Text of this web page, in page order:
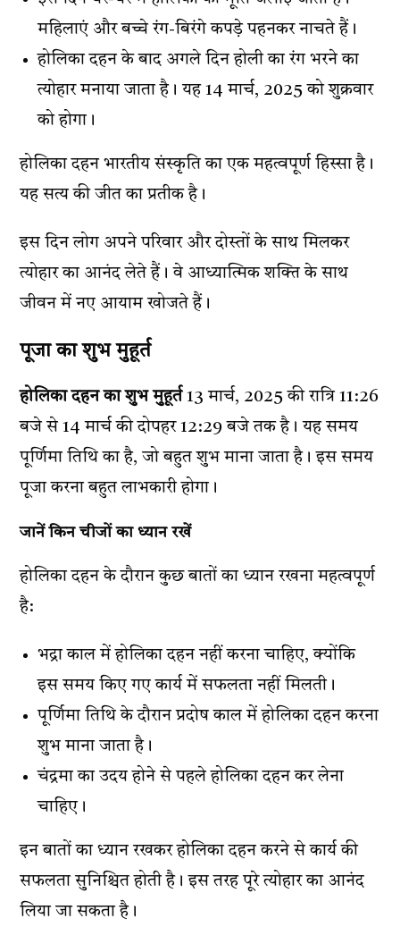
महिलाएं और बच्चे रंग-बिरंगे कपड़े पहनकर नाचते हैं।
होलिका दहन के बाद अगले दिन होली का रंग भरने का
त्योहार मनाया जाता है। यह 14 मार्च, 2025 को शुक्रवार
को होगा।
होलिका दहन भारतीय संस्कृति का एक महत्वपूर्ण हिस्सा है।
यह सत्य की जीत का प्रतीक है।
इस दिन लोग अपने परिवार और दोस्तों के साथ मिलकर
त्योहार का आनंद लेते हैं। वे आध्यात्मिक शक्ति के साथ
जीवन में नए आयाम खोजते हैं।
पूजा का शुभ मुहूर्त
होलिका दहन का शुभ मुहूर्त13 मार्च, 2025 की रात्रि 11:26
बजे से 14 मार्च की दोपहर 12:29 बजे तक है। यह समय
पूर्णिमा तिथि का है, जो बहुत शुभ माना जाता है। इस समय
पूजा करना बहुत लाभकारी होगा।
जानें किन चीजों का ध्यान रखें
होलिका दहन के दौरान कुछ बातों का ध्यान रखना महत्वपूर्ण
है:
भद्रा काल में होलिका दहन नहीं करना चाहिए, क्योंकि
इस समय किए गए कार्य में सफलता नहीं मिलती।
पूर्णिमा तिथि के दौरान प्रदोष काल में होलिका दहन करना
शुभ माना जाता है।
चंद्रमा का उदय होने से पहले होलिका दहन कर लेना
चाहिए।
इन बातों का ध्यान रखकर होलिका दहन करने से कार्य की
सफलता सुनिश्चित होती है। इस तरह पूरे त्योहार का आनंद
लिया जा सकता है।